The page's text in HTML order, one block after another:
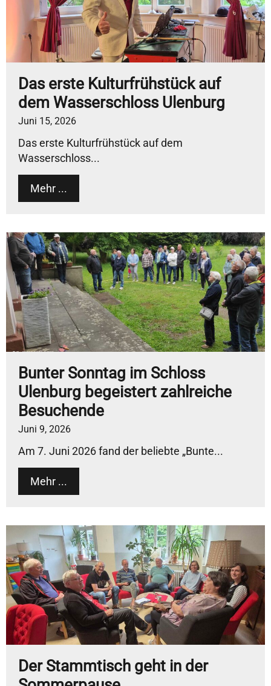
Das erste Kulturfrühstück auf
dem Wasserschloss Ulenburg
Juni 15, 2026
Das erste Kulturfrühstück auf dem
Wasserschloss...
Mehr ...
Bunter Sonntag im Schloss
Ulenburg begeistert zahlreiche
Besuchende
Juni 9, 2026
Am 7. Juni 2026 fand der beliebte „Bunte...
Mehr ...
Der Stammtisch geht in der